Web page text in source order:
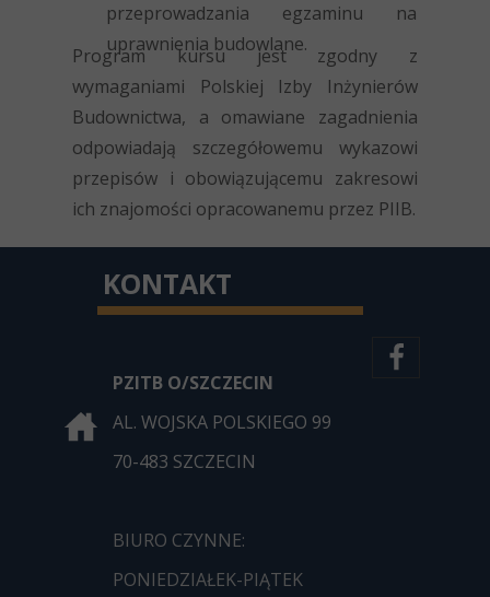
Program kursu jest zgodny z
wymaganiami Polskiej Izby Inżynierów
Budownictwa, a omawiane zagadnienia
odpowiadają szczegółowemu wykazowi
przepisów i obowiązującemu zakresowi
ich znajomości opracowanemu przez PIIB.
przeprowadzania egzaminu na
uprawnienia budowlane.
KONTAKT
PZITB O/SZCZECIN
AL. WOJSKA POLSKIEGO 99
70-483 SZCZECIN
BIURO CZYNNE:
PONIEDZIAŁEK-PIĄTEK